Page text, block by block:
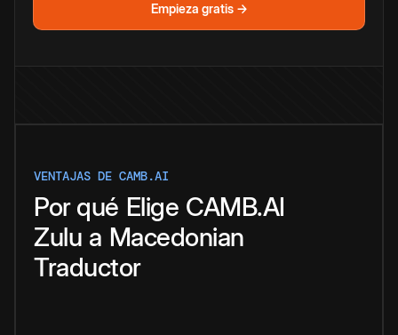
Empieza gratis →
VENTAJAS DE CAMB.AI
Por qué Elige CAMB.AI
Zulu a Macedonian
Traductor